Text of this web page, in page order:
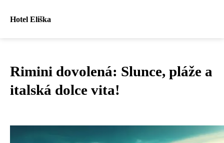
Hotel Eliška
Rimini dovolená: Slunce, pláže a
italská dolce vita!